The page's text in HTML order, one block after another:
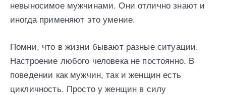
невыносимое мужчинами. Они отлично знают и
иногда применяют это умение.
Помни, что в жизни бывают разные ситуации.
Настроение любого человека не постоянно. В
поведении как мужчин, так и женщин есть
цикличность. Просто у женщин в силу